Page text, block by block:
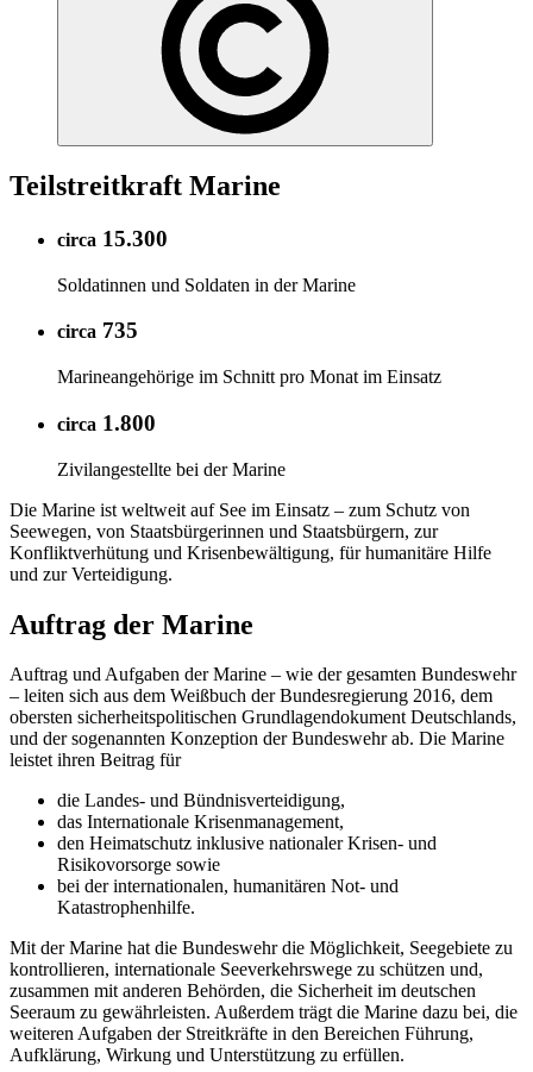
Teilstreitkraft Marine
circa 15.300
Soldatinnen und Soldaten in der Marine
circa 735
Marineangehörige im Schnitt pro Monat im Einsatz
circa 1.800
Zivilangestellte bei der Marine
Die Marine ist weltweit auf See im Einsatz – zum Schutz von
Seewegen, von Staatsbürgerinnen und Staatsbürgern, zur
Konfliktverhütung und Krisenbewältigung, für humanitäre Hilfe
und zur Verteidigung.
Auftrag der Marine
Auftrag und Aufgaben der Marine – wie der gesamten Bundeswehr
– leiten sich aus dem Weißbuch der Bundesregierung 2016, dem
obersten sicherheitspolitischen Grundlagendokument Deutschlands,
und der sogenannten Konzeption der Bundeswehr ab. Die Marine
leistet ihren Beitrag für
die Landes- und Bündnisverteidigung,
das Internationale Krisenmanagement,
den Heimatschutz inklusive nationaler Krisen- und
Risikovorsorge sowie
bei der internationalen, humanitären Not- und
Katastrophenhilfe.
Mit der Marine hat die Bundeswehr die Möglichkeit, Seegebiete zu
kontrollieren, internationale Seeverkehrswege zu schützen und,
zusammen mit anderen Behörden, die Sicherheit im deutschen
Seeraum zu gewährleisten. Außerdem trägt die Marine dazu bei, die
weiteren Aufgaben der Streitkräfte in den Bereichen Führung,
Aufklärung, Wirkung und Unterstützung zu erfüllen.